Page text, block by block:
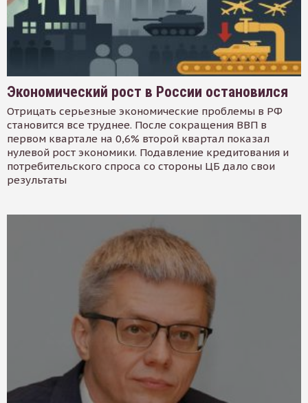
Экономический рост в России остановился
Отрицать серьезные экономические проблемы в РФ
становится все труднее. После сокращения ВВП в
первом квартале на 0,6% второй квартал показал
нулевой рост экономики. Подавление кредитования и
потребительского спроса со стороны ЦБ дало свои
результаты